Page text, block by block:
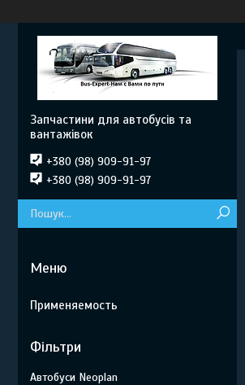
Запчастини для автобусів та
вантажівок
+380 (98) 909-91-97
+380 (98) 909-91-97
Применяемость
Фільтри
Автобуси Neoplan